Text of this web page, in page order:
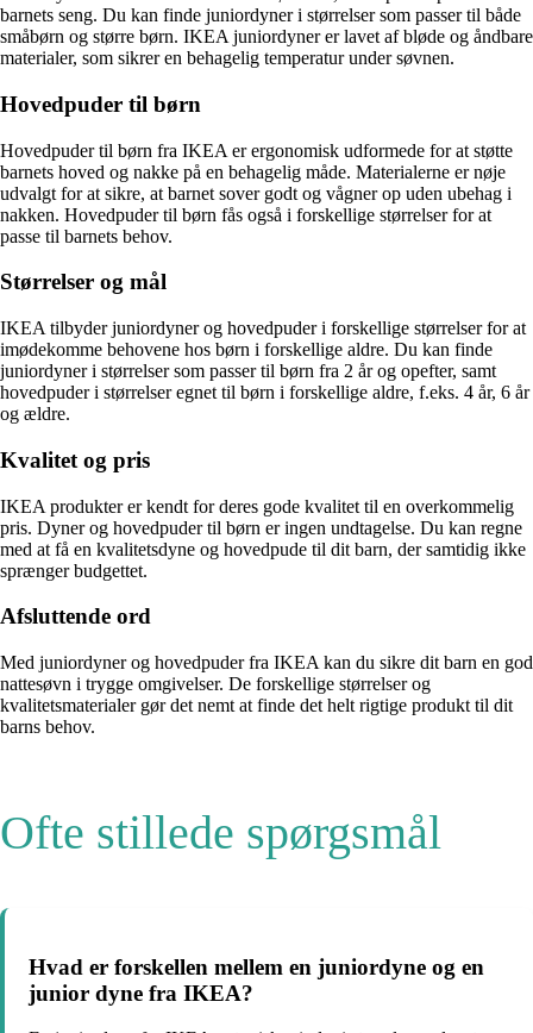
barnets seng. Du kan finde juniordyner i størrelser som passer til både
småbørn og større børn. IKEA juniordyner er lavet af bløde og åndbare
materialer, som sikrer en behagelig temperatur under søvnen.
Hovedpuder til børn
Hovedpuder til børn fra IKEA er ergonomisk udformede for at støtte
barnets hoved og nakke på en behagelig måde. Materialerne er nøje
udvalgt for at sikre, at barnet sover godt og vågner op uden ubehag i
nakken. Hovedpuder til børn fås også i forskellige størrelser for at
passe til barnets behov.
Størrelser og mål
IKEA tilbyder juniordyner og hovedpuder i forskellige størrelser for at
imødekomme behovene hos børn i forskellige aldre. Du kan finde
juniordyner i størrelser som passer til børn fra 2 år og opefter, samt
hovedpuder i størrelser egnet til børn i forskellige aldre, f.eks. 4 år, 6 år
og ældre.
Kvalitet og pris
IKEA produkter er kendt for deres gode kvalitet til en overkommelig
pris. Dyner og hovedpuder til børn er ingen undtagelse. Du kan regne
med at få en kvalitetsdyne og hovedpude til dit barn, der samtidig ikke
sprænger budgettet.
Afsluttende ord
Med juniordyner og hovedpuder fra IKEA kan du sikre dit barn en god
nattesøvn i trygge omgivelser. De forskellige størrelser og
kvalitetsmaterialer gør det nemt at finde det helt rigtige produkt til dit
barns behov.
Ofte stillede spørgsmål
Hvad er forskellen mellem en juniordyne og en
junior dyne fra IKEA?